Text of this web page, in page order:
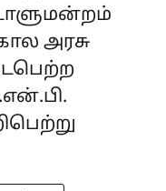
அரசு